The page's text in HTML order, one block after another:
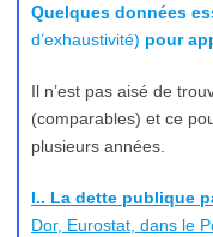
Quelques données
d’exhaustivité) pour
Il n’est pas aisé de
(comparables) et ce
plusieurs années.
I.. La dette publique
Dor, Eurostat, dans le